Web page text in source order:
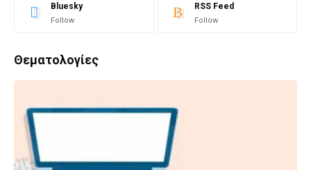
Bluesky
Follow
RSS Feed
Follow
Θεματολογίες